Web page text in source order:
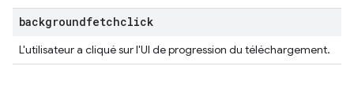
backgroundfetchclick
L'utilisateur a cliqué sur l'UI de progression du téléchargement.